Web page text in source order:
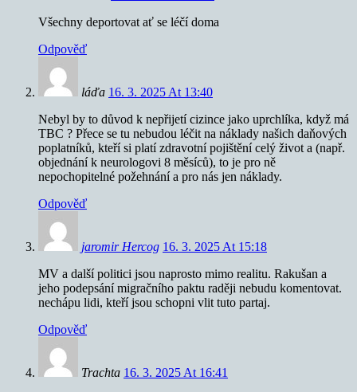
Všechny deportovat ať se léčí doma
Odpověď
láďa 16. 3. 2025 At 13:40
Nebyl by to důvod k nepřijetí cizince jako uprchlíka, když má
TBC ? Přece se tu nebudou léčit na náklady našich daňových
poplatníků, kteří si platí zdravotní pojištění celý život a (např.
objednání k neurologovi 8 měsíců), to je pro ně
nepochopitelné požehnání a pro nás jen náklady.
Odpověď
jaromir Hercog 16. 3. 2025 At 15:18
MV a další politici jsou naprosto mimo realitu. Rakušan a
jeho podepsání migračního paktu raději nebudu komentovat.
nechápu lidi, kteří jsou schopni vlit tuto partaj.
Odpověď
Trachta 16. 3. 2025 At 16:41